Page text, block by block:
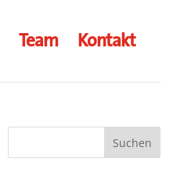
Team Kontakt